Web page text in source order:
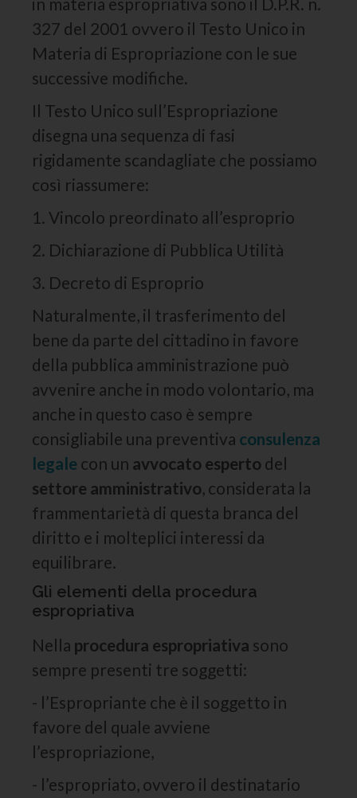
327 del 2001 ovvero il Testo Unico in
Materia di Espropriazione con le sue
successive modifiche.
Il Testo Unico sull’Espropriazione
disegna una sequenza di fasi
rigidamente scandagliate che possiamo
così riassumere:
1. Vincolo preordinato all’esproprio
2. Dichiarazione di Pubblica Utilità
3. Decreto di Esproprio
Naturalmente, il trasferimento del
bene da parte del cittadino in favore
della pubblica amministrazione può
avvenire anche in modo volontario, ma
anche in questo caso è sempre
consigliabile una preventiva consulenza
legale con un avvocato esperto del
settore amministrativo, considerata la
frammentarietà di questa branca del
diritto e i molteplici interessi da
equilibrare.
Gli elementi della procedura
espropriativa
Nella procedura espropriativa sono
sempre presenti tre soggetti:
- l’Espropriante che è il soggetto in
favore del quale avviene
l’espropriazione,
- l’espropriato, ovvero il destinatario